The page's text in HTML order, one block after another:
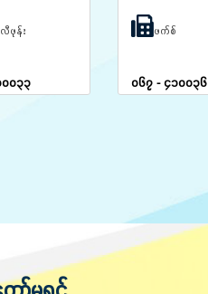
ဖုန်း
၀၃၃
ဖက်စ်
၀၆၇ - ၄၁၀၀၃၆